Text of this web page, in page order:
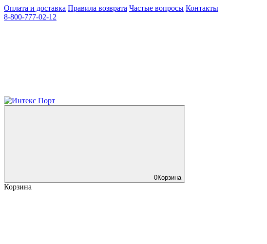
Оплата и доставка Правила возврата Частые вопросы Контакты
8-800-777-02-12
0Корзина
Корзина